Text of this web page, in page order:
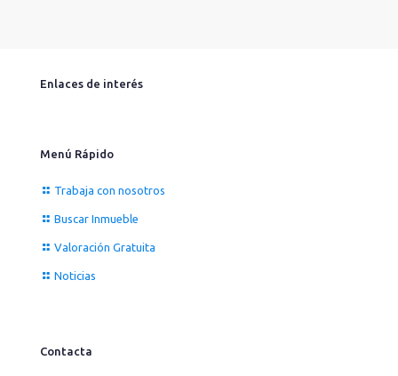
Enlaces de interés
Menú Rápido
Trabaja con nosotros
Buscar Inmueble
Valoración Gratuita
Noticias
Contacta